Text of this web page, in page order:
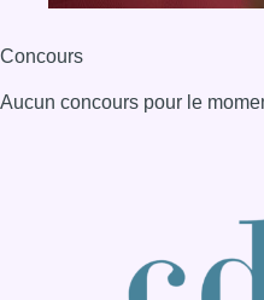
Concours
Aucun concours pour le